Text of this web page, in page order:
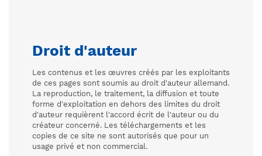
Droit d'auteur
Les contenus et les œuvres créés par les exploitants
de ces pages sont soumis au droit d'auteur allemand.
La reproduction, le traitement, la diffusion et toute
forme d'exploitation en dehors des limites du droit
d'auteur requièrent l'accord écrit de l'auteur ou du
créateur concerné. Les téléchargements et les
copies de ce site ne sont autorisés que pour un
usage privé et non commercial.